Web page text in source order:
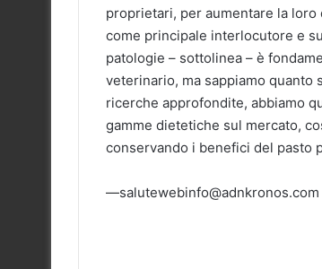
proprietari, per aumentare la
come principale interlocutore e
patologie – sottolinea – è
veterinario, ma sappiamo
ricerche approfondite, abbiamo
gamme dietetiche sul mercato,
conservando i benefici del pasto
—salutewebinfo@adnkronos.com